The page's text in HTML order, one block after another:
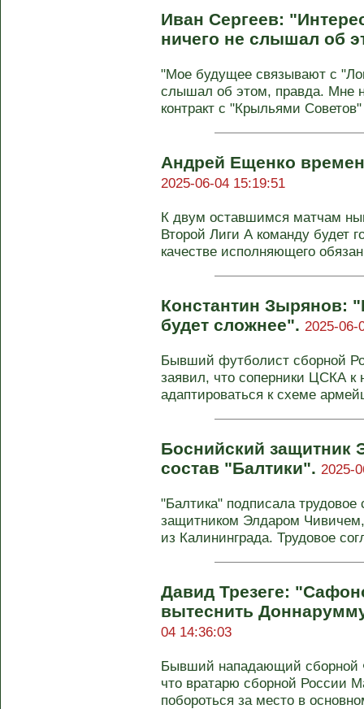
Иван Сергеев:
ничего не слышал об
"Мое будущее связывают с
слышал об этом, правда. Мне
контракт с "Крыльями
Андрей Ещенко
2025-06-04 15:19:51
К двум оставшимся матчам
Второй Лиги А команду будет
качестве исполняющего
Константин Зырянов:
будет сложнее". 2025-06-
Бывший футболист сборной
заявил, что соперники ЦСКА к
адаптироваться к схеме
Боснийский защитник
состав "Балтики". 2025-
"Балтика" подписала
защитником Элдаром
из Калининграда. Трудовое
Давид Трезеге:
вытеснить
04 14:36:03
Бывший нападающий сборной
что вратарю сборной России
побороться за место в